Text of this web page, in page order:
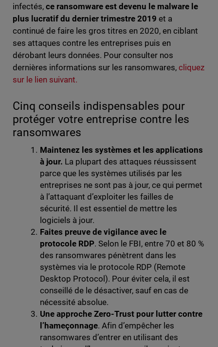
infectés, ce ransomware est devenu le malware le
plus lucratif du dernier trimestre 2019 et a
continué de faire les gros titres en 2020, en ciblant
ses attaques contre les entreprises puis en
dérobant leurs données. Pour consulter nos
dernières informations sur les ransomwares,cliquez
sur le lien suivant.
Cinq conseils indispensables pour
protéger votre entreprise contre les
ransomwares
Maintenez les systèmes et les applications
à jour. La plupart des attaques réussissent
parce que les systèmes utilisés par les
entreprises ne sont pas à jour, ce qui permet
à l’attaquant d’exploiter les failles de
sécurité. Il est essentiel de mettre les
logiciels à jour.
Faites preuve de vigilance avec le
protocole RDP. Selon le FBI, entre 70 et 80 %
des ransomwares pénètrent dans les
systèmes via le protocole RDP (Remote
Desktop Protocol). Pour éviter cela, il est
conseillé de le désactiver, sauf en cas de
nécessité absolue.
Une approche Zero-Trust pour lutter contre
l’hameçonnage. Afin d’empêcher les
ransomwares d’entrer en utilisant des